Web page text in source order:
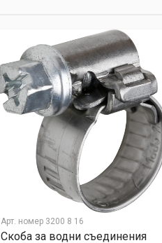
Арт. номер 3200 8 16
Скоба за водни съединения